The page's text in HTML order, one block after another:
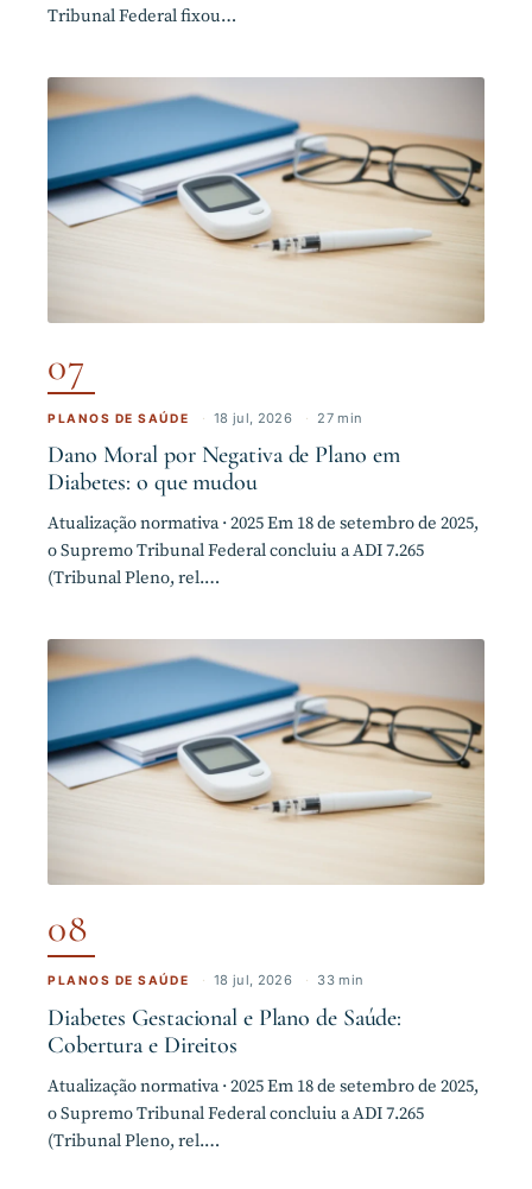
Tribunal Federal fixou…
07
PLANOS DE SAÚDE · 18 jul, 2026 · 27 min
Dano Moral por Negativa de Plano em
Diabetes: o que mudou
Atualização normativa · 2025 Em 18 de setembro de 2025,
o Supremo Tribunal Federal concluiu a ADI 7.265
(Tribunal Pleno, rel.…
08
PLANOS DE SAÚDE · 18 jul, 2026 · 33 min
Diabetes Gestacional e Plano de Saúde:
Cobertura e Direitos
Atualização normativa · 2025 Em 18 de setembro de 2025,
o Supremo Tribunal Federal concluiu a ADI 7.265
(Tribunal Pleno, rel.…